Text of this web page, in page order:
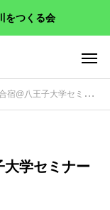
をつくる会
王子大学セミナーハウス
学セミナー